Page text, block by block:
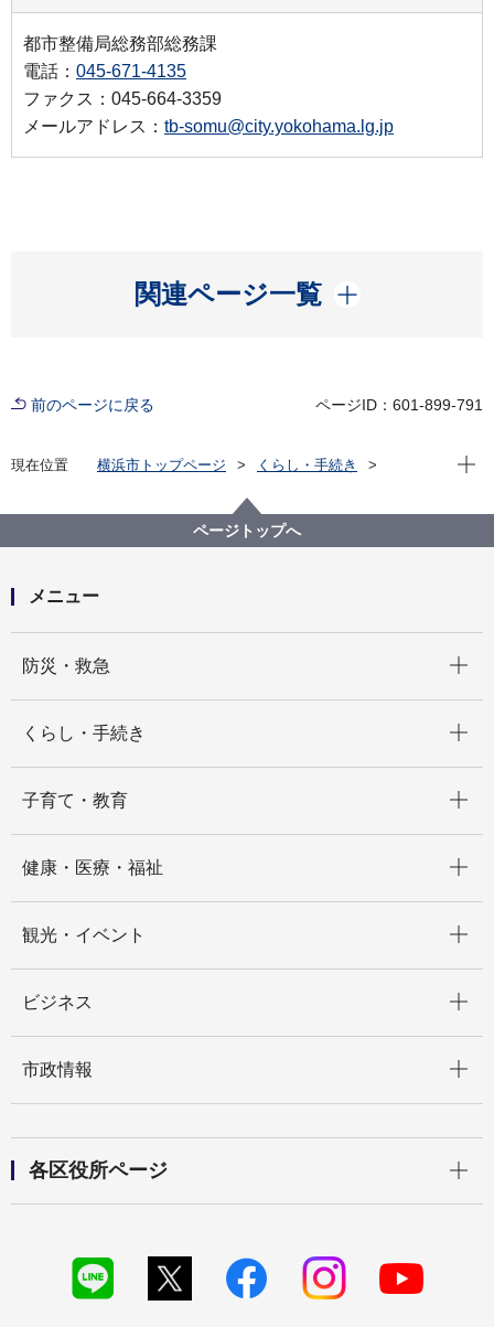
都市整備局総務部総務課
電話： 045-671-4135
ファクス：045-664-3359
メールアドレス： tb-somu@city.yokohama.lg.jp
関連ページ一覧
開く
前のページに戻る ページID：601-899-791
現在位置 横浜市トップページ
くらし・手続き
都市づくりにおける総合調整
ＩＲ（統合型リゾート）等新たな戦略的都市づくり検
討（これまでの検討）
現在
ページトップへ
メニュー
防災・救急
くらし・手続き
子育て・教育
健康・医療・福祉
観光・イベント
ビジネス
市政情報
各区役所ページ